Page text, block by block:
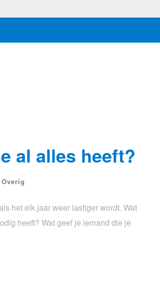
al alles heeft?
Overig
het elk jaar weer lastiger wordt. Wat
heeft? Wat geef je iemand die je